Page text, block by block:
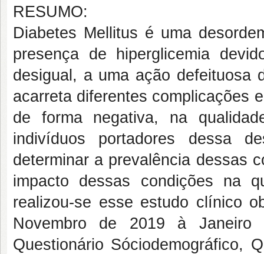
RESUMO:
Diabetes Mellitus é uma
presença de hiperglicemia
desigual, a uma ação defeituosa
acarreta diferentes complicações
de forma negativa, na
indivíduos portadores dessa
determinar a prevalência dessas
impacto dessas condições na
realizou-se esse estudo clínico
Novembro de 2019 à Janeiro
Questionário Sóciodemográfico,